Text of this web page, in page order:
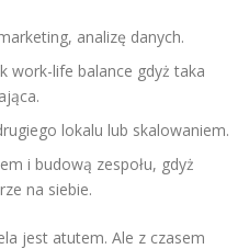
analizę danych.
work-life balance gdyż taka
lokalu lub skalowaniem.
i budową zespołu, gdyż
na siebie.
jest atutem. Ale z czasem